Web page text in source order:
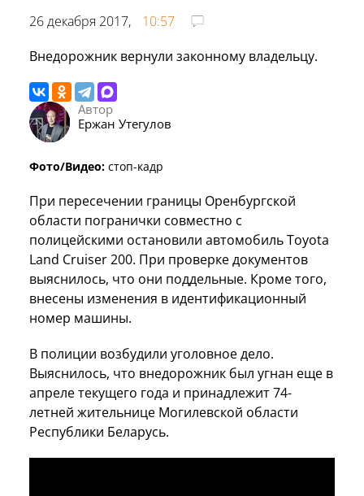
26 декабря 2017,
10:57
Внедорожник вернули законному владельцу.
Автор
Ержан Утегулов
Фото/Видео: стоп-кадр
При пересечении границы Оренбургской
области погранички совместно с
полицейскими остановили автомобиль Toyota
Land Cruiser 200. При проверке документов
выяснилось, что они поддельные. Кроме того,
внесены изменения в идентификационный
номер машины.
В полиции возбудили уголовное дело.
Выяснилось, что внедорожник был угнан еще в
апреле текущего года и принадлежит 74-
летней жительнице Могилевской области
Республики Беларусь.